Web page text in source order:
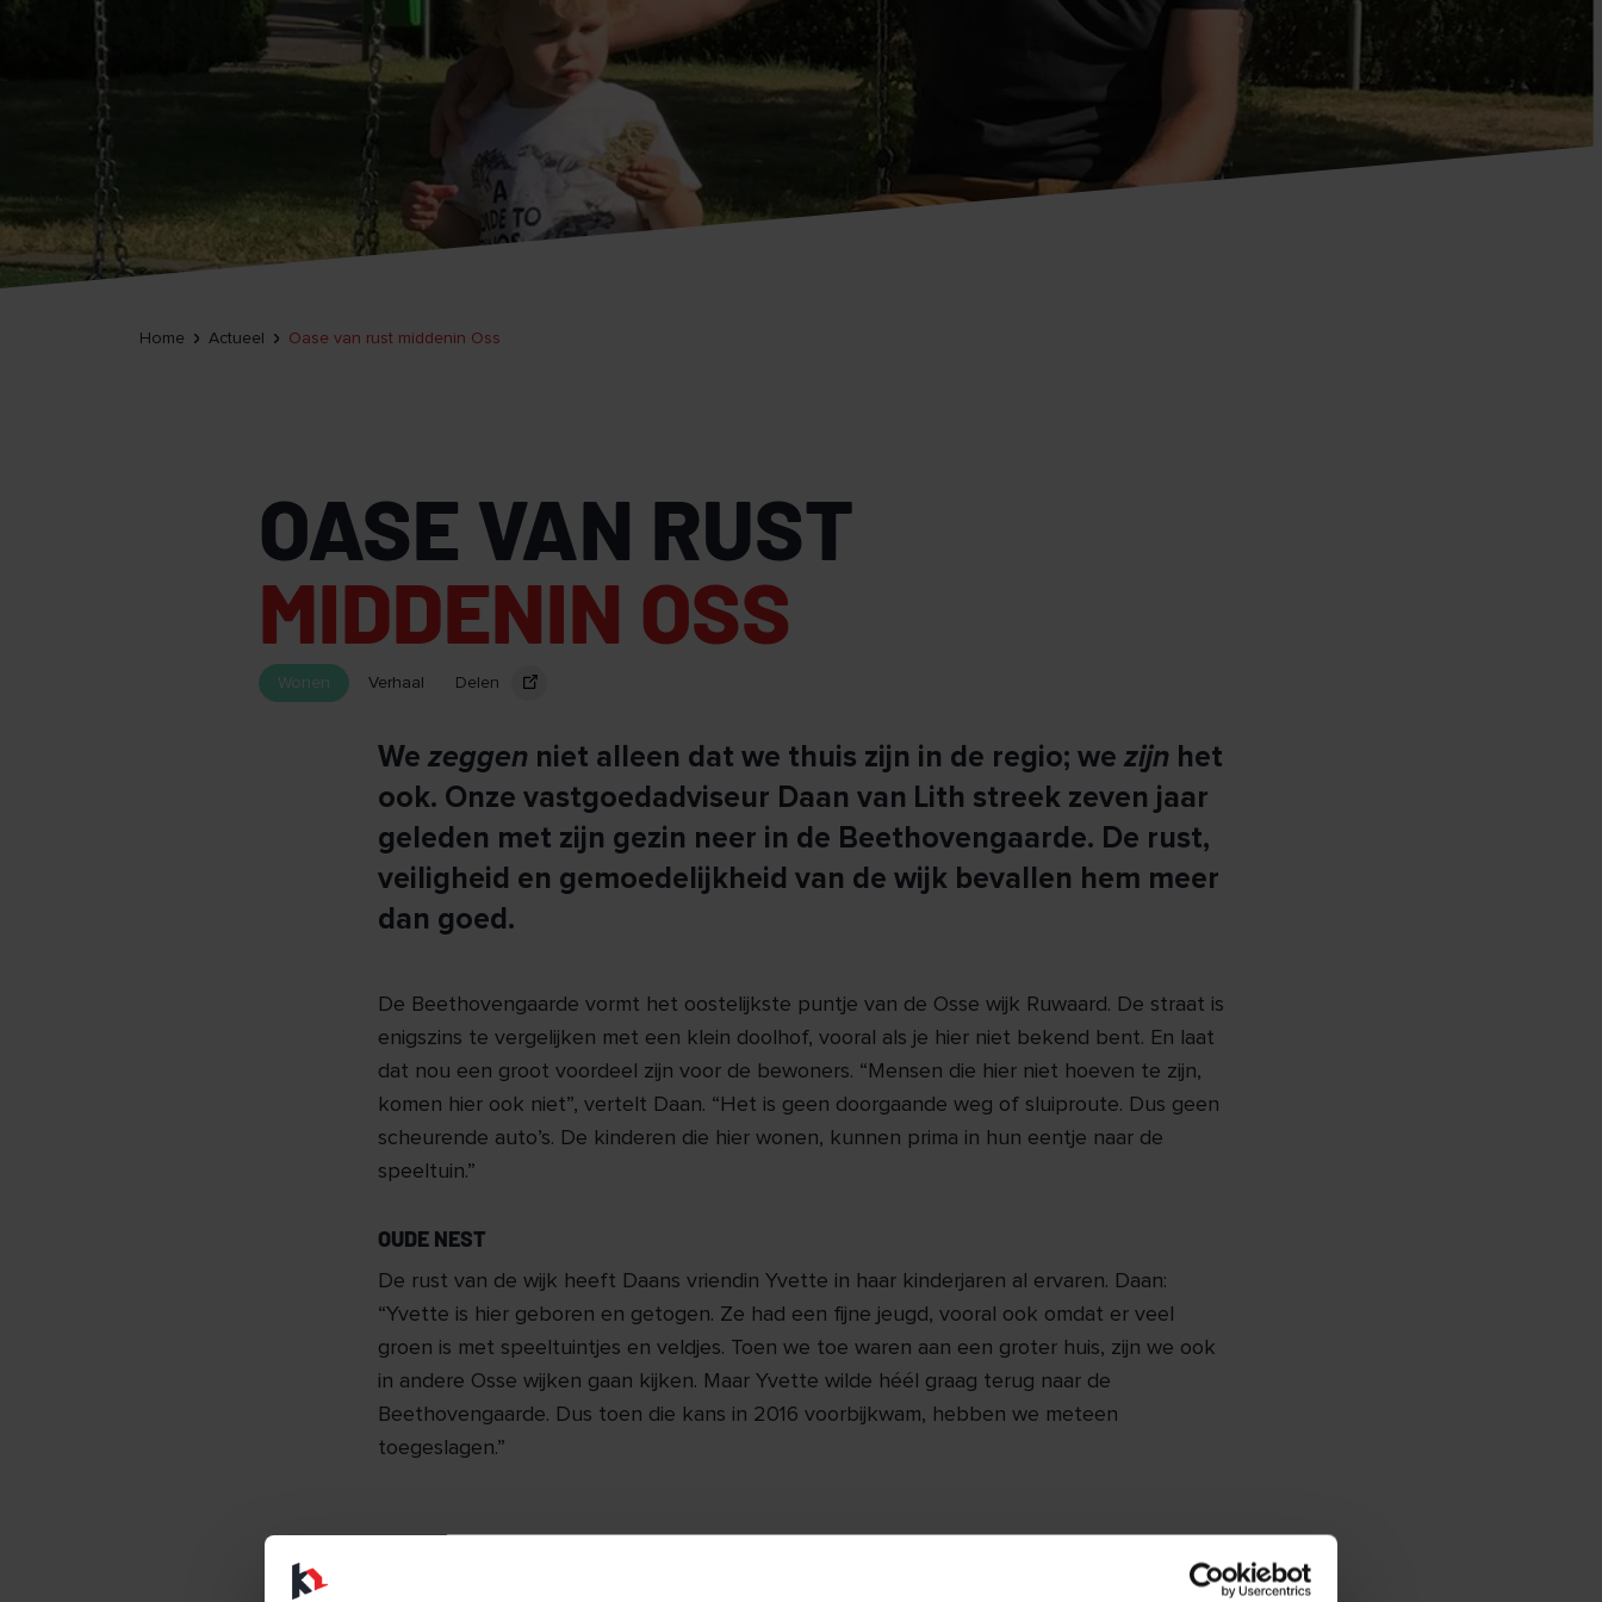
Home Actueel Oase van rust middenin Oss
OASE VAN RUST
MIDDENIN OSS
Wonen Verhaal Delen
We zeggen niet alleen dat we thuis zijn in de regio; we zijn het
ook. Onze vastgoedadviseur Daan van Lith streek zeven jaar
geleden met zijn gezin neer in de Beethovengaarde. De rust,
veiligheid en gemoedelijkheid van de wijk bevallen hem meer
dan goed.
De Beethovengaarde vormt het oostelijkste puntje van de Osse wijk Ruwaard. De straat is
enigszins te vergelijken met een klein doolhof, vooral als je hier niet bekend bent. En laat
dat nou een groot voordeel zijn voor de bewoners. “Mensen die hier niet hoeven te zijn,
komen hier ook niet”, vertelt Daan. “Het is geen doorgaande weg of sluiproute. Dus geen
scheurende auto’s. De kinderen die hier wonen, kunnen prima in hun eentje naar de
speeltuin.”
OUDE NEST
De rust van de wijk heeft Daans vriendin Yvette in haar kinderjaren al ervaren. Daan:
“Yvette is hier geboren en getogen. Ze had een fijne jeugd, vooral ook omdat er veel
groen is met speeltuintjes en veldjes. Toen we toe waren aan een groter huis, zijn we ook
in andere Osse wijken gaan kijken. Maar Yvette wilde héél graag terug naar de
Beethovengaarde. Dus toen die kans in 2016 voorbijkwam, hebben we meteen
toegeslagen.”